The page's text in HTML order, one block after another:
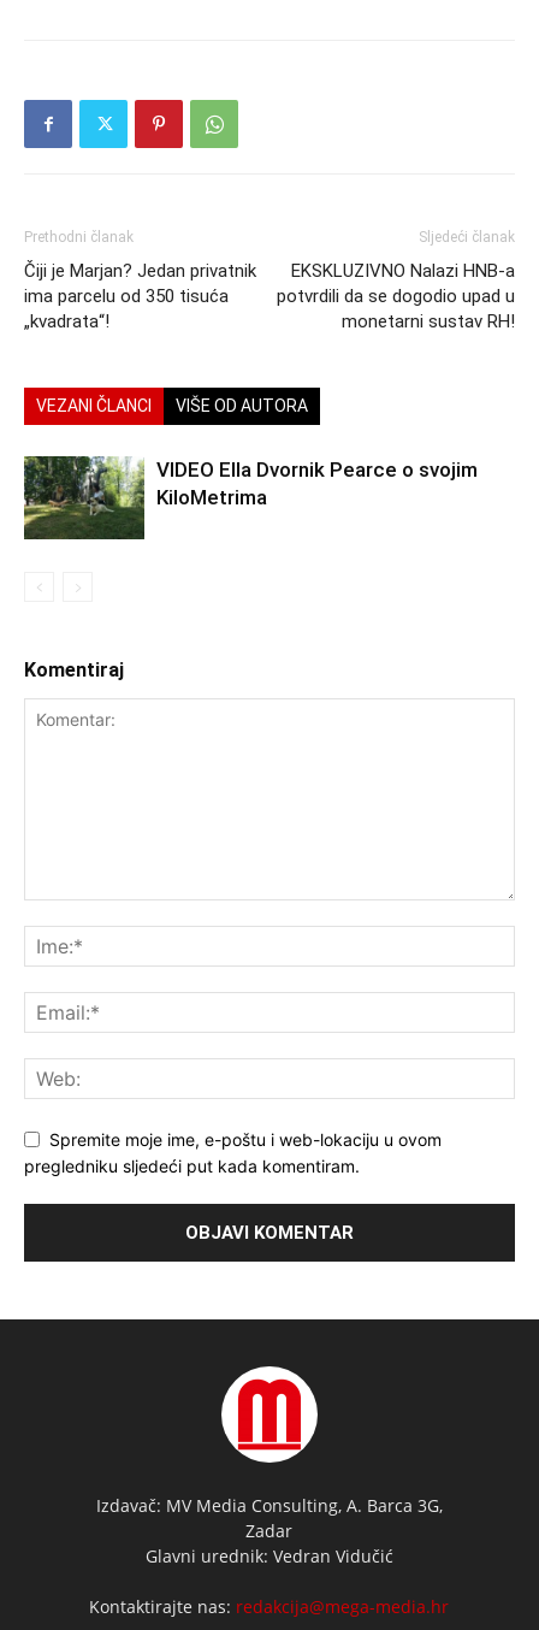
Prethodni članak
Čiji je Marjan? Jedan privatnik
ima parcelu od 350 tisuća
„kvadrata“!
Sljedeći članak
EKSKLUZIVNO Nalazi HNB-a
potvrdili da se dogodio upad u
monetarni sustav RH!
VEZANI ČLANCI VIŠE OD AUTORA
VIDEO Ella Dvornik Pearce o svojim
KiloMetrima
Komentiraj
Spremite moje ime, e-poštu i web-lokaciju u ovom
pregledniku sljedeći put kada komentiram.
Izdavač: MV Media Consulting, A. Barca 3G,
Zadar
Glavni urednik: Vedran Vidučić
Kontaktirajte nas: redakcija@mega-media.hr